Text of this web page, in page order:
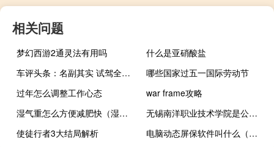
相关问题
梦幻西游2通灵法有用吗
什么是亚硝酸盐
车评头条：名副其实 试驾全新YARiS L致炫锐动版
哪些国家过五一国际劳动节
过年怎么调整工作心态
war frame攻略
湿气重怎么方便减肥快（湿气重怎么减肥快）
无锡南洋职业技术学院是公办还是民办
使徒行者3大结局解析
电脑动态屏保软件叫什么（电脑桌面动态屏保）